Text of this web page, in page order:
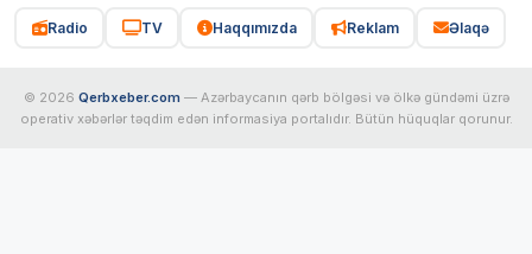
Radio TV Haqqımızda Reklam Əlaqə
© 2026 Qerbxeber.com — Azərbaycanın qərb bölgəsi və ölkə gündəmi üzrə
operativ xəbərlər təqdim edən informasiya portalıdır. Bütün hüquqlar qorunur.